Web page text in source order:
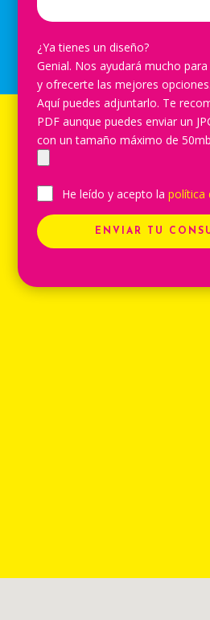
¿Ya tienes un diseño?
Genial. Nos ayudará mucho
y ofrecerte las mejores opciones.
Aquí puedes adjuntarlo. Te
PDF aunque puedes enviar un
con un tamaño máximo de
He leído y acepto lapolítica